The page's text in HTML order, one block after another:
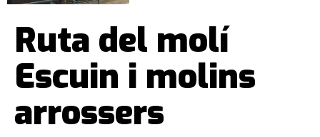
Ruta del molí
Escuin i molins
arrossers